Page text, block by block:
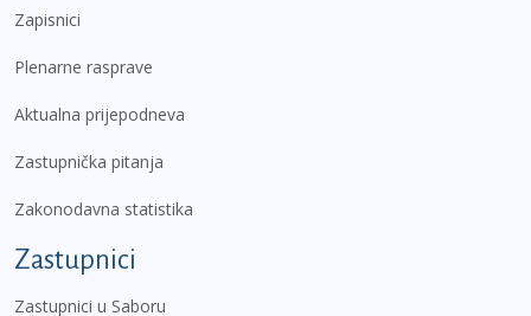
Zapisnici
Plenarne rasprave
Aktualna prijepodneva
Zastupnička pitanja
Zakonodavna statistika
Zastupnici
Zastupnici u Saboru